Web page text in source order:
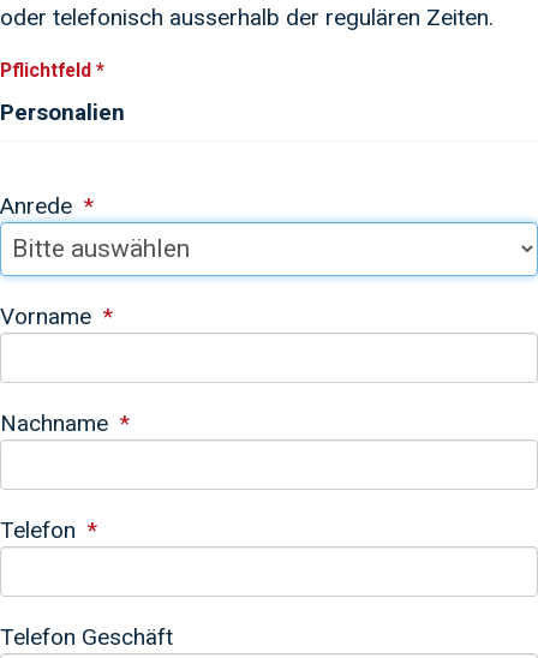
oder telefonisch ausserhalb der regulären Zeiten.
Pflichtfeld *
Personalien
Anrede
Vorname
Nachname
Telefon
Telefon Geschäft